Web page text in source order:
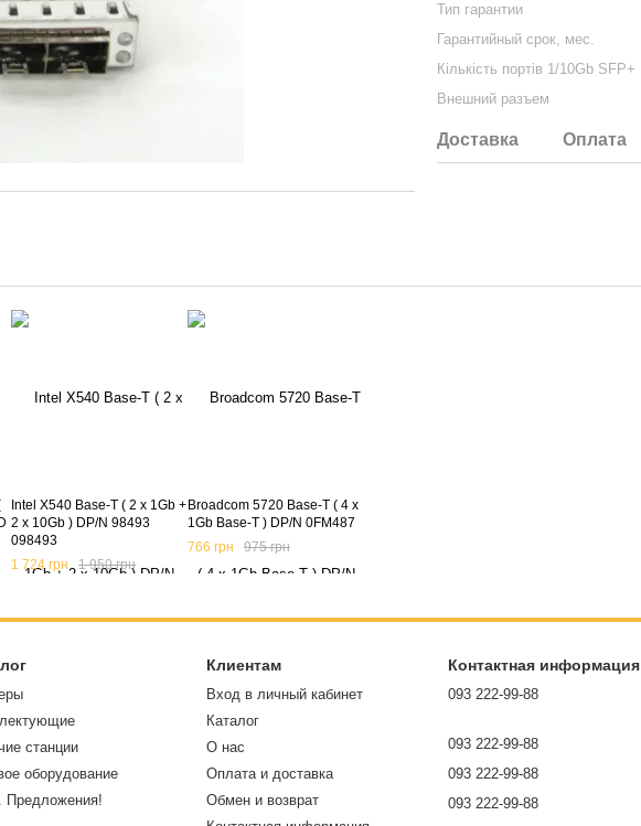
Тип гарантии
Гарантийный срок, мес.
Кількість портів 1/10Gb SFP+
Внешний разъем
Доставка Оплата
Intel X540 Base-T ( 2 x 1Gb +
2 x 10Gb ) DP/N 98493
098493
1 724 грн
1 950 грн
Broadcom 5720 Base-T ( 4 x
1Gb Base-T ) DP/N 0FM487
766 грн
975 грн
станции
оборудование
Предложения!
Клиентам
Вход в личный кабинет
Каталог
О нас
Оплата и доставка
Обмен и возврат
Контактная информация
093 222-99-88
093 222-99-88
093 222-99-88
093 222-99-88